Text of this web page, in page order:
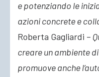
e potenziando le
azioni concrete e
Roberta Gagliardi –
creare un ambiente
promuove anche